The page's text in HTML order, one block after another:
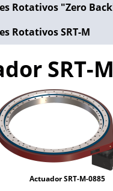
Rotativos "Zero
Rotativos SRT-M
SRT-
Actuador SRT-M-0885